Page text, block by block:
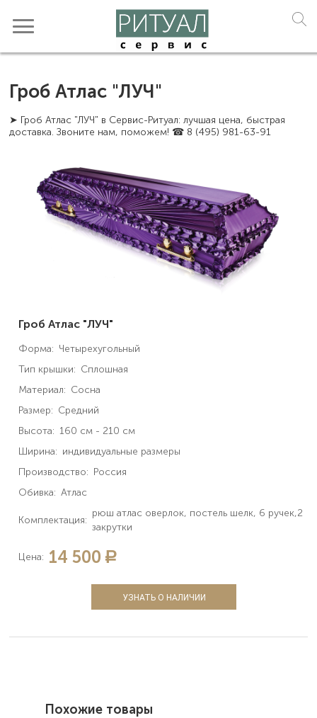
Гроб Атлас "ЛУЧ"
➤ Гроб Атлас "ЛУЧ" в Сервис-Ритуал: лучшая цена, быстрая
доставка. Звоните нам, поможем! ☎ 8 (495) 981-63-91
Гроб Атлас "ЛУЧ"
Форма: Четырехугольный
Тип крышки: Сплошная
Материал: Сосна
Размер: Средний
Высота: 160 см - 210 см
Ширина: индивидуальные размеры
Производство: Россия
Обивка: Атлас
Комплектация:
рюш атлас оверлок, постель шелк, 6 ручек,2
закрутки
Цена: 14 500 a
УЗНАТЬ О НАЛИЧИИ
Похожие товары